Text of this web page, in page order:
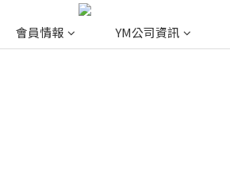
會員情報 YM公司資訊